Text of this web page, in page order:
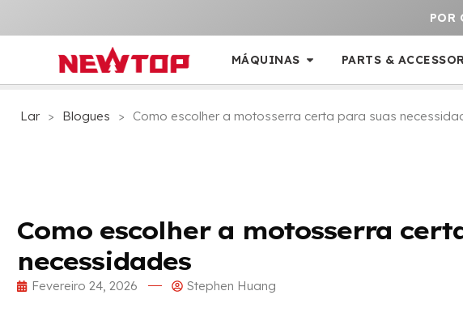
POR
MÁQUINAS PARTS &
Lar > Blogues > Como escolher a motosserra certa para suas
Como escolher a motosserra
necessidades
Fevereiro 24, 2026 Stephen Huang